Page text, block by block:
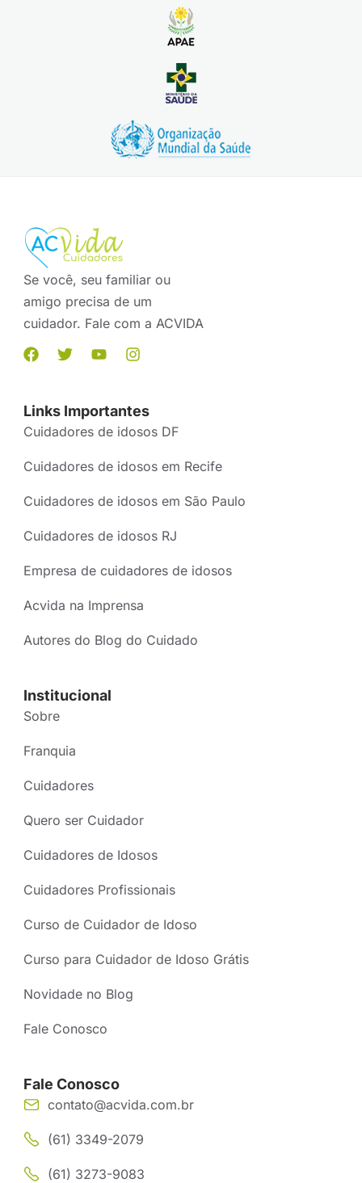
Se você, seu familiar ou
amigo precisa de um
cuidador. Fale com a ACVIDA
Links Importantes
Cuidadores de idosos DF
Cuidadores de idosos em Recife
Cuidadores de idosos em São Paulo
Cuidadores de idosos RJ
Empresa de cuidadores de idosos
Acvida na Imprensa
Autores do Blog do Cuidado
Institucional
Sobre
Franquia
Cuidadores
Quero ser Cuidador
Cuidadores de Idosos
Cuidadores Profissionais
Curso de Cuidador de Idoso
Curso para Cuidador de Idoso Grátis
Novidade no Blog
Fale Conosco
Fale Conosco
contato@acvida.com.br
(61) 3349-2079
(61) 3273-9083